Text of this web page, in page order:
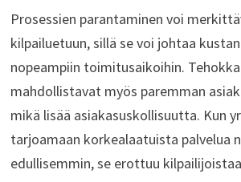
Prosessien parantaminen voi
kilpailuetuun, sillä se voi johtaa
nopeampiin toimitusaikoihin.
mahdollistavat myös paremman
mikä lisää asiakasuskollisuutta. Kun
tarjoamaan korkealaatuista palvelua
edullisemmin, se erottuu